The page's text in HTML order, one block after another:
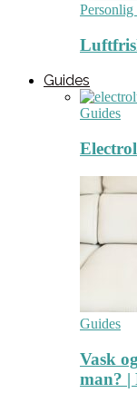
Guides
Guides
Guides
Vask
man? |